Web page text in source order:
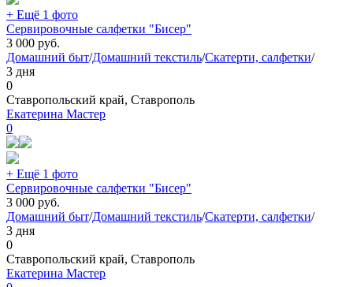
+ Ещё 1 фото
Сервировочные салфетки "Бисер"
3 000 руб.
Домашний быт/Домашний текстиль/Скатерти, салфетки/
3 дня
0
Ставропольский край, Ставрополь
Екатерина Мастер
0
+ Ещё 1 фото
Сервировочные салфетки "Бисер"
3 000 руб.
Домашний быт/Домашний текстиль/Скатерти, салфетки/
3 дня
0
Ставропольский край, Ставрополь
Екатерина Мастер